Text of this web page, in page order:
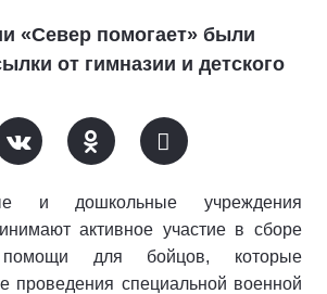
«Север помогает» были
от гимназии и детского
и дошкольные учреждения
активное участие в сборе
помощи для бойцов, которые
проведения специальной военной